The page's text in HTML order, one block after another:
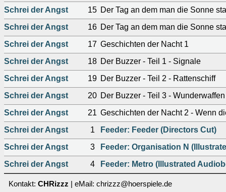
Schrei der Angst
15 Der Tag an dem man die Sonne
Schrei der Angst
16 Der Tag an dem man die Sonne
Schrei der Angst
17 Geschichten der Nacht 1
Schrei der Angst
18 Der Buzzer - Teil 1 - Signale
Schrei der Angst
19 Der Buzzer - Teil 2 - Rattenschiff
Schrei der Angst
20 Der Buzzer - Teil 3 - Wunderwaffen
Schrei der Angst
21 Geschichten der Nacht 2 - Wenn
Schrei der Angst
1
Feeder: Feeder (Directors Cut)
Schrei der Angst
3
Feeder: Organisation N
Schrei der Angst
4 Feeder: Metro (Illustrated
Kontakt: CHRizzz | eMail: chrizzz@hoerspiele.de